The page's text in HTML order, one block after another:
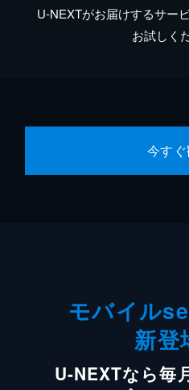
U-NEXTがお届けするサー
お試しく
今す
モバイル
新登
U-NEXTなら毎